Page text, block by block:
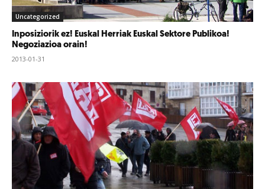
Uncategorized
Inposiziorik ez! Euskal Herriak Euskal Sektore Publikoa!
Negoziazioa orain!
2013-01-31